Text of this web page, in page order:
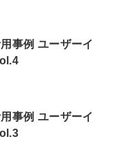
事例 ユーザーイ
事例 ユーザーイ